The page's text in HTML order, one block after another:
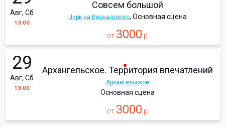
Авг, Сб
13:00
Совсем большой
Цирк на Вернадского, Основная сцена
от 3000 р.
29
Авг, Сб
13:00
Архангельское. Территория впечатлений
Архангельское
Основная сцена
от 3000 р.